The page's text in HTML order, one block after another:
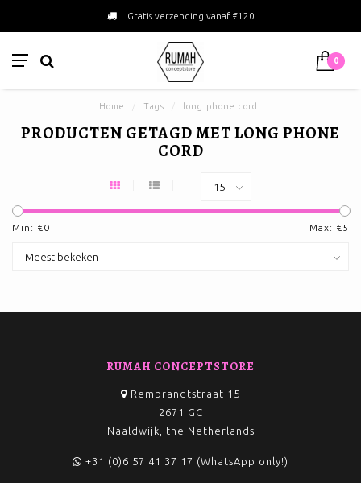
Gratis verzending vanaf €120
0
Home Tags long phone cord
PRODUCTEN GETAGD MET LONG PHONE
CORD
Min: €0 Max: €5
RUMAH CONCEPTSTORE
Rembrandtstraat 15
2671 GC
Naaldwijk, the Netherlands
+31 (0)6 57 41 37 17 (WhatsApp only!)